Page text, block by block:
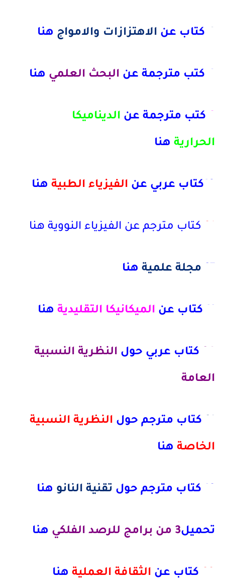
كتاب عن الاهتزازات والامواج هنا
البحث العلمي هنا
كتب مترجمة عن الديناميكا
الحرارية هنا
الفيزياء الطبية هنا
كتاب مترجم عن الفيزياء النووية هنا
مجلة علمية هنا
الميكانيكا التقليدية هنا
كتاب عربي حول النظرية النسبية
العامة
كتاب مترجم حول النظرية النسبية
الخاصة هنا
تقنية النانو هنا
تحميل3 من برامج للرصد الفلكي هنا
كتاب عن الثقافة العملية هنا